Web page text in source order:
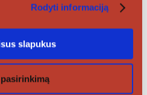
Rodyti informaciją
slapukus
AB“ reguliuojamą
obligacijomis
8 000
emisija, išleista